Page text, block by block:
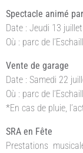
Spectacle animé par
Date : Jeudi 13
Où : parc de
Vente de garage
Date : Samedi 22
Où : parc de
*En cas de pluie,
SRA en Fête
Prestations